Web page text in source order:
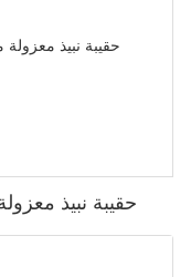
حقيبة نبيذ